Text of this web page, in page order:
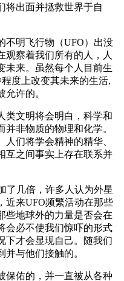
将出面并拯救世界于自
不明飞行物（UFO）出没
观察着我们所有的人，人
未来。虽然每个人目前生
度上改变其未来的生活,
许的。
类文明将会明白，科学和
非物质的物理和化学。
们将学会精神的精华、
互之间事实上存在联系并
了几倍，许多人认为外星
近来UFO频繁活动在那些
些地球外的力量是否会在
会必不使我们惊吓的形式
下才会显现自己。随我们
与他们接触的。
保佑的，并一直被从各种